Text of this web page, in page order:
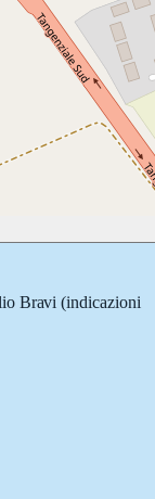
Bravi (indicazioni